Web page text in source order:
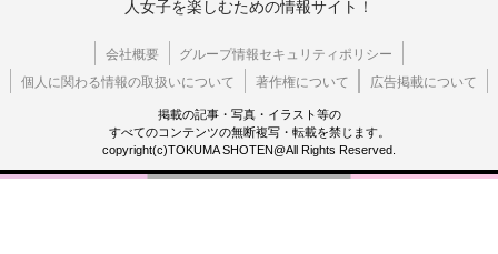
人女子を楽しむための情報サイト！
会社概要
グループ情報セキュリティポリシー
個人に関わる情報の取扱いについて
著作権について 広告掲載について
掲載の記事・写真・イラスト等の
すべてのコンテンツの無断複写・転載を禁じます。
copyright(c)TOKUMA SHOTEN@All Rights Reserved.